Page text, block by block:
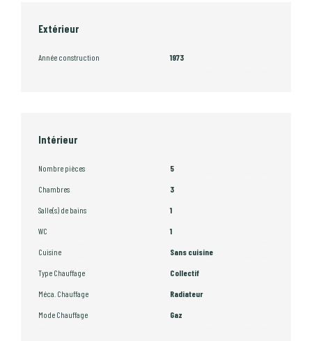
Extérieur
Année construction 1973
Intérieur
Nombre pièces 5
Chambres 3
Salle(s) de bains 1
WC 1
Cuisine Sans cuisine
Type Chauffage Collectif
Méca. Chauffage Radiateur
Mode Chauffage Gaz